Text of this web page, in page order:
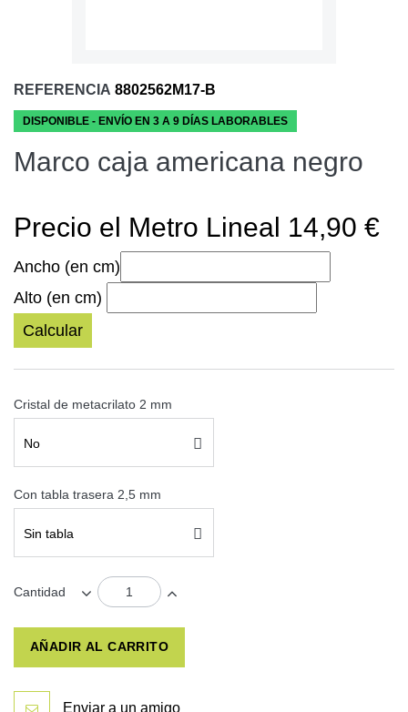
REFERENCIA 8802562M17-B
DISPONIBLE - ENVÍO EN 3 A 9 DÍAS LABORABLES
Marco caja americana negro
Precio el Metro Lineal 14,90 €
Ancho (en cm)
Alto (en cm)
Calcular
Cristal de metacrilato 2 mm
No
Con tabla trasera 2,5 mm
Sin tabla
Cantidad
AÑADIR AL CARRITO
Enviar a un amigo